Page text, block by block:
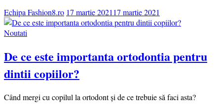
Echipa Fashion8.ro 17 martie 2021 17 martie 2021
Noutati
De ce este importanta ortodontia pentru
dintii copiilor?
Când mergi cu copilul la ortodont și de ce trebuie să faci asta?